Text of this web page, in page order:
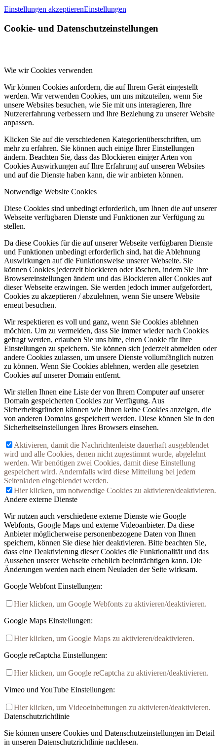
Einstellungen akzeptierenEinstellungen
Cookie- und Datenschutzeinstellungen
Wie wir Cookies verwenden
Wir können Cookies anfordern, die auf Ihrem Gerät eingestellt
werden. Wir verwenden Cookies, um uns mitzuteilen, wenn Sie
unsere Websites besuchen, wie Sie mit uns interagieren, Ihre
Nutzererfahrung verbessern und Ihre Beziehung zu unserer Website
anpassen.
Klicken Sie auf die verschiedenen Kategorienüberschriften, um
mehr zu erfahren. Sie können auch einige Ihrer Einstellungen
ändern. Beachten Sie, dass das Blockieren einiger Arten von
Cookies Auswirkungen auf Ihre Erfahrung auf unseren Websites
und auf die Dienste haben kann, die wir anbieten können.
Notwendige Website Cookies
Diese Cookies sind unbedingt erforderlich, um Ihnen die auf unserer
Webseite verfügbaren Dienste und Funktionen zur Verfügung zu
stellen.
Da diese Cookies für die auf unserer Webseite verfügbaren Dienste
und Funktionen unbedingt erforderlich sind, hat die Ablehnung
Auswirkungen auf die Funktionsweise unserer Webseite. Sie
können Cookies jederzeit blockieren oder löschen, indem Sie Ihre
Browsereinstellungen ändern und das Blockieren aller Cookies auf
dieser Webseite erzwingen. Sie werden jedoch immer aufgefordert,
Cookies zu akzeptieren / abzulehnen, wenn Sie unsere Website
erneut besuchen.
Wir respektieren es voll und ganz, wenn Sie Cookies ablehnen
möchten. Um zu vermeiden, dass Sie immer wieder nach Cookies
gefragt werden, erlauben Sie uns bitte, einen Cookie für Ihre
Einstellungen zu speichern. Sie können sich jederzeit abmelden oder
andere Cookies zulassen, um unsere Dienste vollumfänglich nutzen
zu können. Wenn Sie Cookies ablehnen, werden alle gesetzten
Cookies auf unserer Domain entfernt.
Wir stellen Ihnen eine Liste der von Ihrem Computer auf unserer
Domain gespeicherten Cookies zur Verfügung. Aus
Sicherheitsgründen können wie Ihnen keine Cookies anzeigen, die
von anderen Domains gespeichert werden. Diese können Sie in den
Sicherheitseinstellungen Ihres Browsers einsehen.
Aktivieren, damit die Nachrichtenleiste dauerhaft ausgeblendet
wird und alle Cookies, denen nicht zugestimmt wurde, abgelehnt
werden. Wir benötigen zwei Cookies, damit diese Einstellung
gespeichert wird. Andernfalls wird diese Mitteilung bei jedem
Seitenladen eingeblendet werden.
Hier klicken, um notwendige Cookies zu aktivieren/deaktivieren.
Andere externe Dienste
Wir nutzen auch verschiedene externe Dienste wie Google
Webfonts, Google Maps und externe Videoanbieter. Da diese
Anbieter möglicherweise personenbezogene Daten von Ihnen
speichern, können Sie diese hier deaktivieren. Bitte beachten Sie,
dass eine Deaktivierung dieser Cookies die Funktionalität und das
Aussehen unserer Webseite erheblich beeinträchtigen kann. Die
Änderungen werden nach einem Neuladen der Seite wirksam.
Google Webfont Einstellungen:
Hier klicken, um Google Webfonts zu aktivieren/deaktivieren.
Google Maps Einstellungen:
Hier klicken, um Google Maps zu aktivieren/deaktivieren.
Google reCaptcha Einstellungen:
Hier klicken, um Google reCaptcha zu aktivieren/deaktivieren.
Vimeo und YouTube Einstellungen:
Hier klicken, um Videoeinbettungen zu aktivieren/deaktivieren.
Datenschutzrichtlinie
Sie können unsere Cookies und Datenschutzeinstellungen im Detail
in unseren Datenschutzrichtlinie nachlesen.